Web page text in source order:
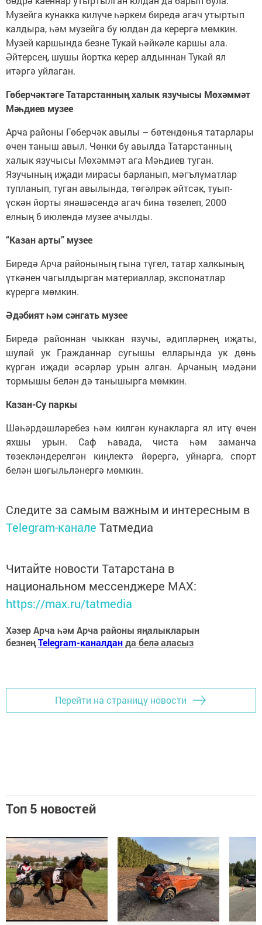
Музейга кунакка килүче һәркем биредә агач утыртып
калдыра, һәм музейга бу юлдан да керергә мөмкин.
Музей каршында безне Тукай һәйкәле каршы ала.
Әйтерсең, шушы йортка керер алдыннан Тукай ял
итәргә уйлаган.
Гөберчәктәге Татарстанның халык язучысы Мөхәммәт
Мәһдиев музее
Арча районы Гөберчәк авылы – бөтендөнья татарлары
өчен таныш авыл. Чөнки бу авылда Татарстанның
халык язучысы Мөхәммәт ага Мәһдиев туган.
Язучының иҗади мирасы барланып, мәгълүматлар
тупланып, туган авылында, төгәлрәк әйтсәк, туып-
үскән йорты янәшәсендә агач бина төзелеп, 2000
елның 6 июлендә музее ачылды.
“Казан арты” музее
Биредә Арча районының гына түгел, татар халкының
үткәнен чагылдырган материаллар, экспонатлар
күрергә мөмкин.
Әдәбият һәм сәнгать музее
Биредә районнан чыккан язучы, әдипләрнең иҗаты,
шулай ук Гражданнар сугышы елларында ук дөнь
күргән иҗади әсәрләр урын алган. Арчаның мәдәни
тормышы белән дә танышырга мөмкин.
Казан-Су паркы
Шәһәрдәшләребез һәм килгән кунакларга ял итү өчен
яхшы урын. Саф һавада, чиста һәм заманча
төзекләндерелгән киңлектә йөрергә, уйнарга, спорт
белән шөгыльләнергә мөмкин.
Следите за самым важным и интересным в
Telegram-канале Татмедиа
Читайте новости Татарстана в
национальном мессенджере MАХ:
https://max.ru/tatmedia
Хәзер Арча һәм Арча районы яңалыкларын
безнеңTelegram-каналданда белә аласыз
Перейти на страницу новости
Топ 5 новостей